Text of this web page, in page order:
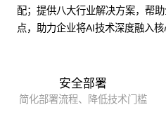
配；提供八大行业解决方案，帮
点，助力企业将AI技术深度融入核
安全部署
简化部署流程、降低技术门槛